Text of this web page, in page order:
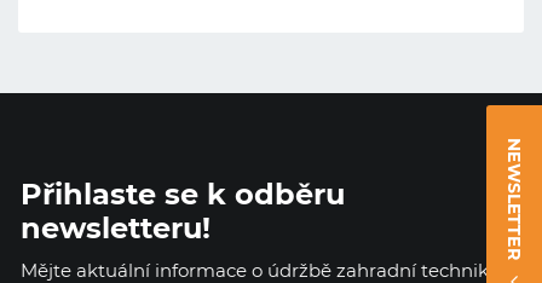
NEWSLETTER
Přihlaste se k odběru
newsletteru!
Mějte aktuální informace o údržbě zahradní techniky a